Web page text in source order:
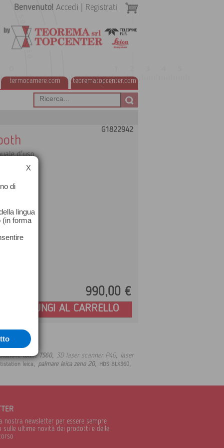
termocamere.com teorematopcenter.com
Benvenuto! Accedi Registrati
G1822942
d'uso.
990,00 €
AGGIUNGI AL CARRELLO
stazione totale TS60, 3D laser scanner P40, laser
leica, palmare leica zeno 20, HDS BLK360,
nostra newsletter per essere sempre
sulle ultime novità dei prodotti e delle
X
di
lingua
(in forma